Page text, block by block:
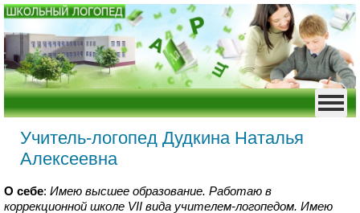
Учитель-логопед Дудкина Наталья
Алексеевна
О себе: Имею высшее образование. Работаю в
коррекционной школе VII вида учителем-логопедом. Имею